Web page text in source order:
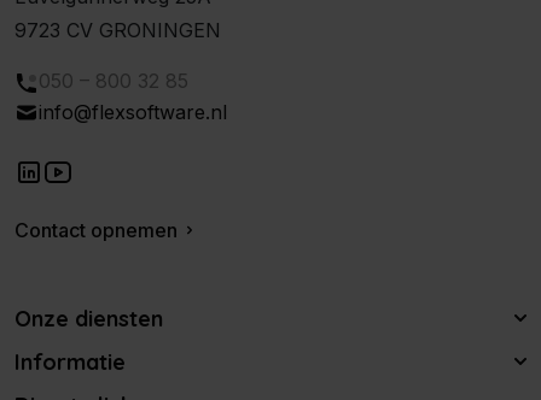
9723 CV GRONINGEN
050 – 800 32 85
info@flexsoftware.nl
Contact opnemen
Onze diensten
Informatie